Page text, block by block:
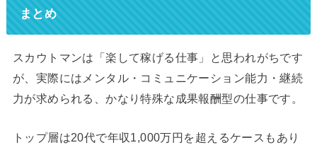
まとめ
スカウトマンは「楽して稼げる仕事」と思われがちです
が、実際にはメンタル・コミュニケーション能力・継続
力が求められる、かなり特殊な成果報酬型の仕事です。
トップ層は20代で年収1,000万円を超えるケースもあり